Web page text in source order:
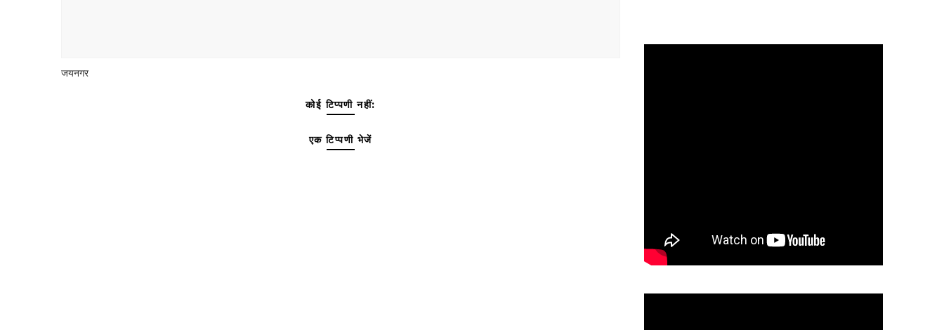
जयनगर
कोई टिप्पणी नहीं:
एक टिप्पणी भेजें